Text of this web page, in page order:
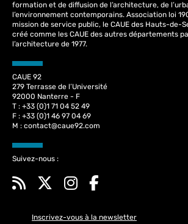
formation et de diffusion de l’architecture, de
l’environnement contemporains. Association loi
mission de service public, le CAUE des Hauts-de-
créé comme les CAUE des autres départements
l’architecture de 1977.
CAUE 92
279 Terrasse de l’Université
92000 Nanterre - F
T : +33 (0)1 71 04 52 49
F : +33 (0)1 46 97 04 69
M : contact@caue92.com
Suivez-nous :
Inscrivez-vous à la newsletter